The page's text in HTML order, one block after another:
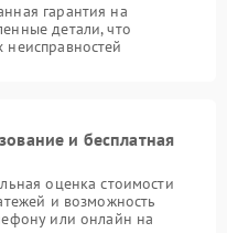
гарантия на
детали, что
и бесплатная
оценка стоимости
и возможность
или онлайн на